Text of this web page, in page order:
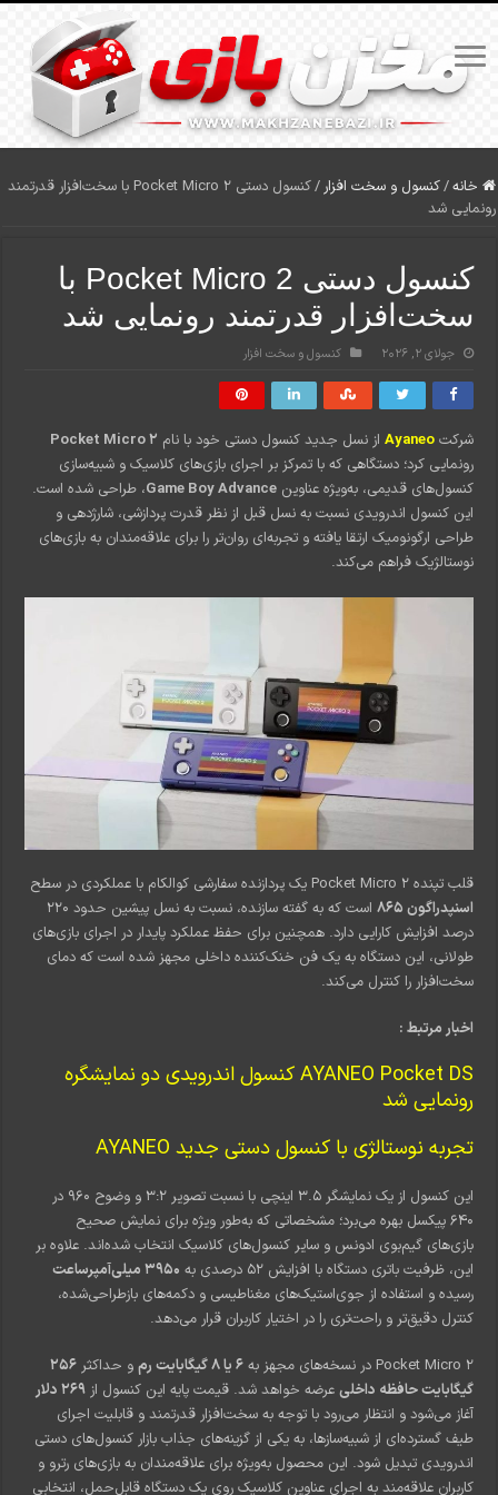
خانه/کنسول و سخت افزار/
کنسول دستی Pocket Micro 2 با سخت‌افزار قدرتمند
رونمایی شد
کنسول دستی Pocket Micro 2 با
سخت‌افزار قدرتمند رونمایی شد
جولای 2, 2026 کنسول و سخت افزار
شرکتAyaneo از نسل جدید کنسول دستی خود با نام Pocket Micro 2
رونمایی کرد؛ دستگاهی که با تمرکز بر اجرای بازی‌های کلاسیک و شبیه‌سازی
کنسول‌های قدیمی، به‌ویژه عناوینGame Boy Advance، طراحی شده است.
این کنسول اندرویدی نسبت به نسل قبل از نظر قدرت پردازشی، شارژدهی و
طراحی ارگونومیک ارتقا یافته و تجربه‌ای روان‌تر را برای علاقه‌مندان به بازی‌های
نوستالژیک فراهم می‌کند.
قلب تپنده Pocket Micro 2 یک پردازنده سفارشی کوالکام با عملکردی در سطح
اسنپدراگون ۸۶۵
است که به گفته سازنده، نسبت به نسل پیشین حدود ۲۲۰
درصد افزایش کارایی دارد. همچنین برای حفظ عملکرد پایدار در اجرای بازی‌های
طولانی، این دستگاه به یک فن خنک‌کننده داخلی مجهز شده است که دمای
سخت‌افزار را کنترل می‌کند.
اخبار مرتبط :
AYANEO Pocket DS کنسول اندرویدی دو نمایشگره
رونمایی شد
تجربه نوستالژی با کنسول دستی جدید AYANEO
این کنسول از یک نمایشگر ۳.۵ اینچی با نسبت تصویر ۳:۲ و وضوح ۹۶۰ در
۶۴۰ پیکسل بهره می‌برد؛ مشخصاتی که به‌طور ویژه برای نمایش صحیح
بازی‌های گیم‌بوی ادونس و سایر کنسول‌های کلاسیک انتخاب شده‌اند. علاوه بر
این، ظرفیت باتری دستگاه با افزایش ۵۲ درصدی به
۳۹۵۰ میلی‌آمپرساعت
رسیده و استفاده از جوی‌استیک‌های مغناطیسی و دکمه‌های بازطراحی‌شده،
کنترل دقیق‌تر و راحت‌تری را در اختیار کاربران قرار می‌دهد.
Pocket Micro 2 در نسخه‌های مجهز به ۶ یا ۸ گیگابایت رم و حداکثر۲۵۶
گیگابایت حافظه داخلی عرضه خواهد شد. قیمت پایه این کنسول از۲۶۹ دلار
آغاز می‌شود و انتظار می‌رود با توجه به سخت‌افزار قدرتمند و قابلیت اجرای
طیف گسترده‌ای از شبیه‌سازها، به یکی از گزینه‌های جذاب بازار کنسول‌های دستی
اندرویدی تبدیل شود. این محصول به‌ویژه برای علاقه‌مندان به بازی‌های رترو و
کاربران علاقه‌مند به اجرای عناوین کلاسیک روی یک دستگاه قابل‌حمل، انتخابی